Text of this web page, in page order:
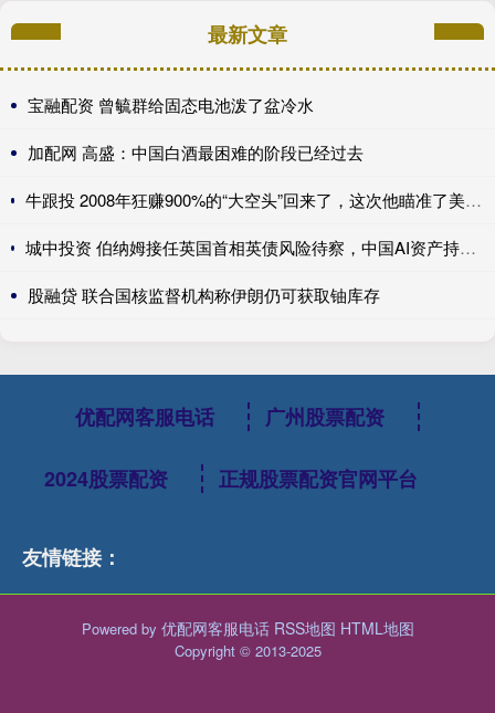
最新文章
宝融配资 曾毓群给固态电池泼了盆冷水
加配网 高盛：中国白酒最困难的阶段已经过去
牛跟投 2008年狂赚900%的“大空头”回来了，这次他瞄准了美国保险公司，甚至包括伯克希尔......
城中投资 伯纳姆接任英国首相英债风险待察，中国AI资产持续领涨，美国积极保障关键矿产---0624宏观脱水
股融贷 联合国核监督机构称伊朗仍可获取铀库存
优配网客服电话 广州股票配资
2024股票配资 正规股票配资官网平台
友情链接：
Powered by 优配网客服电话 RSS地图 HTML地图
Copyright © 2013-2025